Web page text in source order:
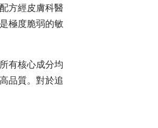
方經皮膚科醫
極度脆弱的敏
有核心成分均
品質。對於追